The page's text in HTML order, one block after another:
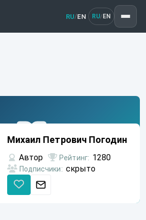
RU/EN RU/ EN
Михаил Петрович Погодин
Автор Рейтинг: 1280
Подписчики: скрыто